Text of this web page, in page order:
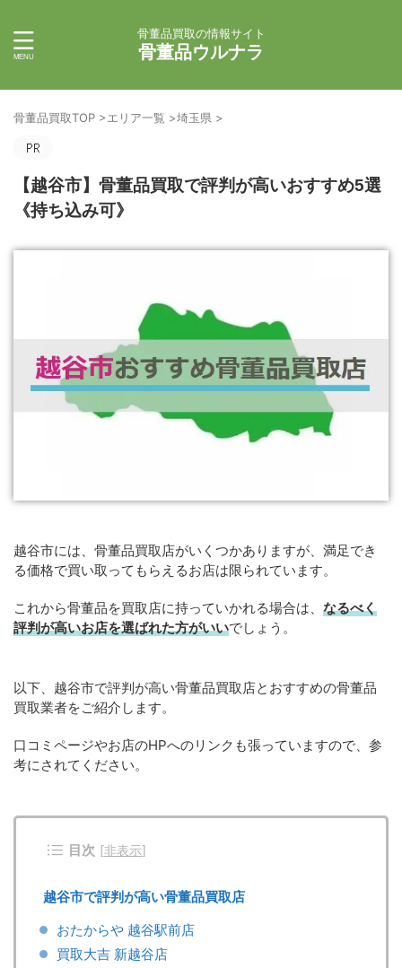
骨董品買取の情報サイト
骨董品ウルナラ
骨董品買取TOP >エリア一覧 >埼玉県 >
【越谷市】骨董品買取で評判が高いおすすめ5選
《持ち込み可》
越谷市には、骨董品買取店がいくつかありますが、満足でき
る価格で買い取ってもらえるお店は限られています。
これから骨董品を買取店に持っていかれる場合は、 なるべく
評判が高いお店を選ばれた方がいいでしょう。
以下、越谷市で評判が高い骨董品買取店とおすすめの骨董品
買取業者をご紹介します。
口コミページやお店のHPへのリンクも張っていますので、参
考にされてください。
目次 [非表示]
越谷市で評判が高い骨董品買取店
おたからや 越谷駅前店
買取大吉 新越谷店